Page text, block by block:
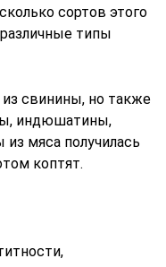
сортов этого
типы
из свинины, но также
индюшатины,
мяса получилась
коптят.